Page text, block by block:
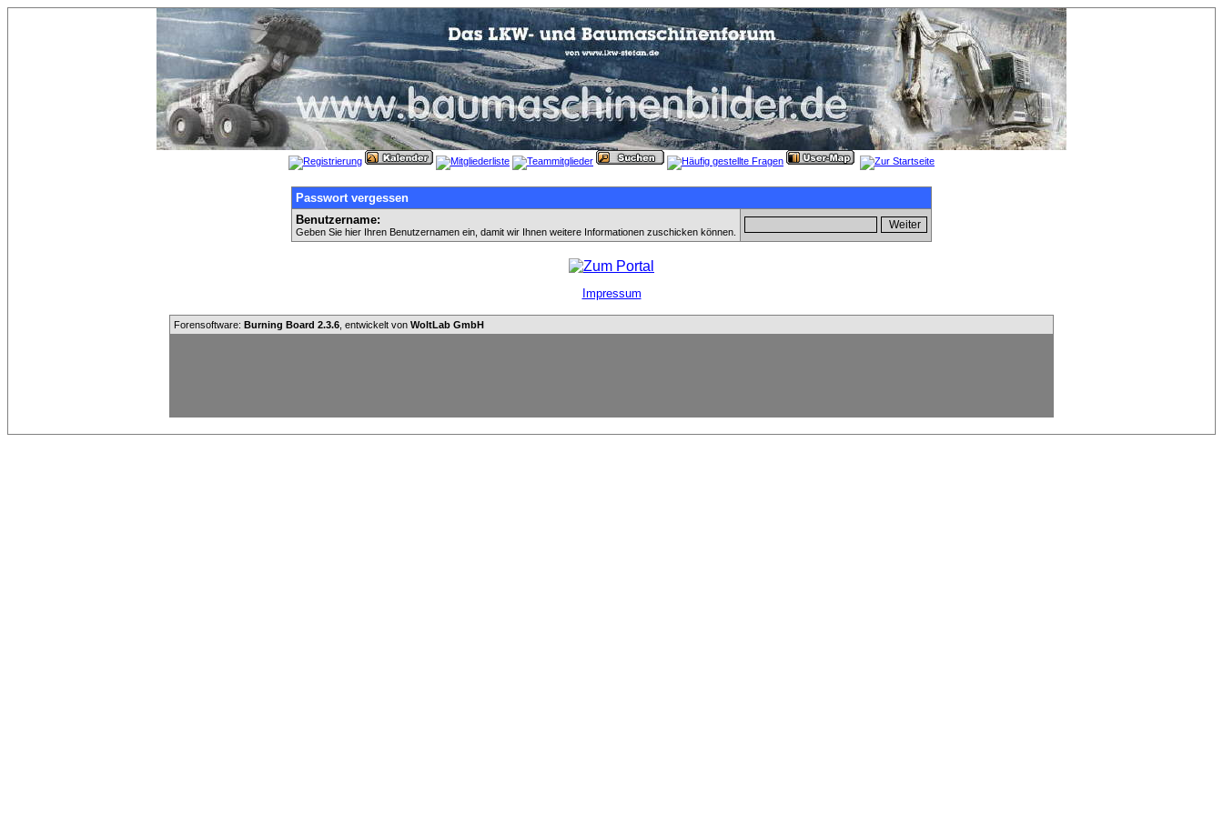
Passwort vergessen
Benutzername:
Geben Sie hier Ihren Benutzernamen ein, damit wir Ihnen weitere Informationen zuschicken können.
Impressum
Forensoftware: Burning Board 2.3.6 , entwickelt von WoltLab GmbH